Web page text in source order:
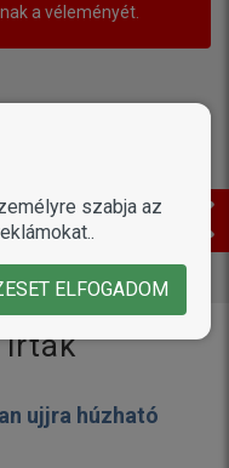
a véleményét.
te az első!
írták
ujjra húzható
szabja az
ELFOGADOM